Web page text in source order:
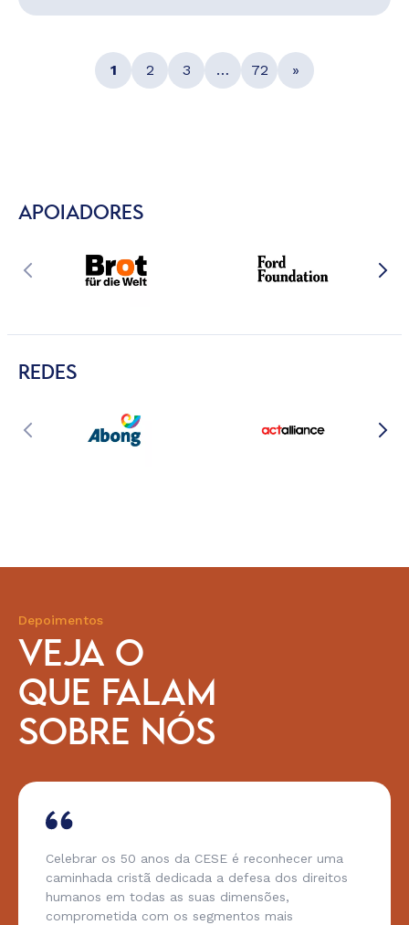
1 2 3 … 72 »
APOIADORES
REDES
Depoimentos
VEJA O
QUE FALAM
SOBRE NÓS
Celebrar os 50 anos da CESE é reconhecer uma
caminhada cristã dedicada a defesa dos direitos
humanos em todas as suas dimensões,
comprometida com os segmentos mais